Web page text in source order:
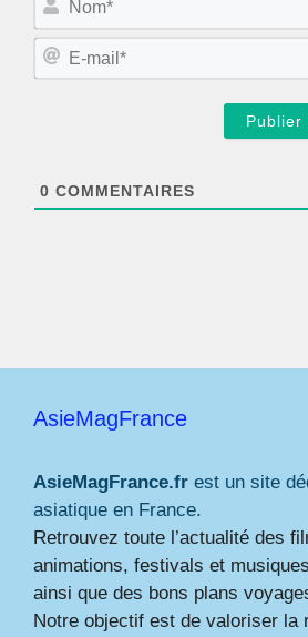
0 COMMENTAIRES
AsieMagFrance
AsieMagFrance.fr est un site
asiatique en France.
Retrouvez toute l’actualité des
animations, festivals et
ainsi que des bons plans
Notre objectif est de valoriser la